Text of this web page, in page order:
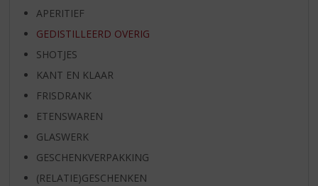
APERITIEF
GEDISTILLEERD OVERIG
SHOTJES
KANT EN KLAAR
FRISDRANK
ETENSWAREN
GLASWERK
GESCHENKVERPAKKING
(RELATIE)GESCHENKEN